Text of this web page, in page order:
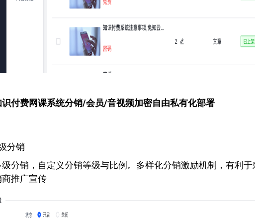
付费网课系统分销/会员/音视频加密自由私有化部署
分销
分销，自定义分销等级与比例。多样化分销激励机制，有利于
推广宣传